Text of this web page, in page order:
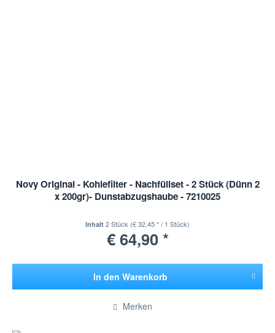
Novy Original - Kohlefilter - Nachfüllset - 2 Stück (Dünn 2
x 200gr)- Dunstabzugshaube - 7210025
Inhalt2 Stück (€ 32,45 * / 1 Stück)
€ 64,90 *
In den Warenkorb
Merken